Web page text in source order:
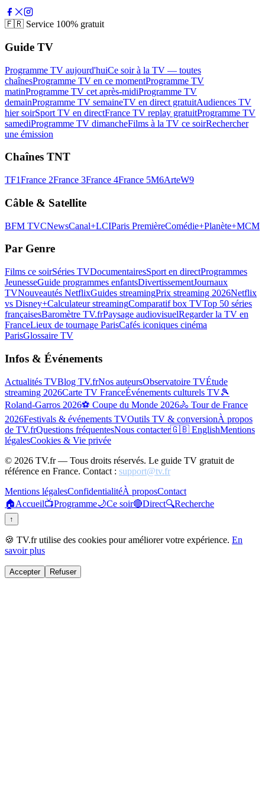
🇫🇷 Service 100% gratuit
Guide TV
Programme TV aujourd'huiCe soir à la TV — toutes
chaînesProgramme TV en ce momentProgramme TV
matinProgramme TV cet après-midiProgramme TV
demainProgramme TV semaineTV en direct gratuitAudiences TV
hier soirSport TV en directFrance TV replay gratuitProgramme TV
samediProgramme TV dimancheFilms à la TV ce soirRechercher
une émission
Chaînes TNT
TF1France 2France 3France 4France 5M6ArteW9
Câble & Satellite
BFM TVCNewsCanal+LCIParis PremièreComédie+Planète+MCM
Par Genre
Films ce soirSéries TVDocumentairesSport en directProgrammes
JeunesseGuide programmes enfantsDivertissementJournaux
TVNouveautés NetflixGuides streamingPrix streaming 2026Netflix
vs Disney+Calculateur streamingComparatif box TVTop 50 séries
françaisesBaromètre TV.frPaysage audiovisuelRegarder la TV en
FranceLieux de tournage ParisCafés iconiques cinéma
ParisGlossaire TV
Infos & Événements
Actualités TVBlog TV.frNos auteursObservatoire TVÉtude
streaming 2026Carte TV FranceÉvénements culturels TV🎾
Roland-Garros 2026⚽ Coupe du Monde 2026🚴 Tour de France
2026Festivals & événements TVOutils TV & conversionÀ propos
de TV.frQuestions fréquentesNous contacter🇬🇧 EnglishMentions
légalesCookies & Vie privée
© 2026 TV.fr — Tous droits réservés. Le guide TV gratuit de
référence en France. Contact : support@tv.fr
Mentions légalesConfidentialitéÀ proposContact
🏠Accueil📺Programme🌙Ce soir🔴Direct🔍Recherche
↑
🍪 TV.fr utilise des cookies pour améliorer votre expérience. En
savoir plus
Accepter Refuser